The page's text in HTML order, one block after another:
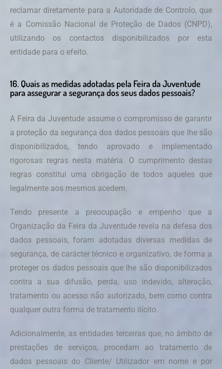
reclamar diretamente para a Autoridade de Controlo, que
é a Comissão Nacional de Proteção de Dados (CNPD),
utilizando os contactos disponibilizados por esta
entidade para o efeito.
16. Quais as medidas adotadas pela Feira da Juventude
para assegurar a segurança dos seus dados pessoais?
A Feira da Juventude assume o compromisso de garantir
a proteção da segurança dos dados pessoais que lhe são
disponibilizados, tendo aprovado e implementado
rigorosas regras nesta matéria. O cumprimento destas
regras constitui uma obrigação de todos aqueles que
legalmente aos mesmos acedem.
Tendo presente a preocupação e empenho que a
Organização da Feira da Juventude revela na defesa dos
dados pessoais, foram adotadas diversas medidas de
segurança, de carácter técnico e organizativo, de forma a
proteger os dados pessoais que lhe são disponibilizados
contra a sua difusão, perda, uso indevido, alteração,
tratamento ou acesso não autorizado, bem como contra
qualquer outra forma de tratamento ilícito.
Adicionalmente, as entidades terceiras que, no âmbito de
prestações de serviços, procedam ao tratamento de
dados pessoais do Cliente/ Utilizador em nome e por